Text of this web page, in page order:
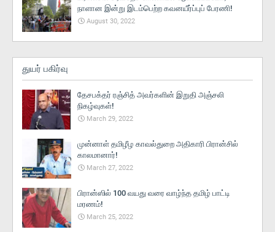
நாளான இன்று இடம்பெற்ற கவனயீர்ப்புப் பேரணி!
August 30, 2022
துயர் பகிர்வு
தேசபக்தர் ரஞ்சித் அவர்களின் இறுதி அஞ்சலி
நிகழ்வுகள்!
March 29, 2022
முன்னாள் தமிழீழ காவல்துறை அதிகாரி பிரான்சில்
காலமானார்!
March 27, 2022
பிரான்ஸில் 100 வயது வரை வாழ்ந்த தமிழ் பாட்டி
மரணம்!
March 25, 2022